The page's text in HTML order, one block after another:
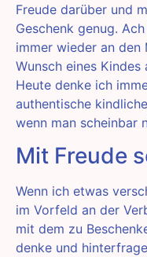
Freude darüber und
Geschenk genug.
immer wieder an
Wunsch eines
Heute denke ich
authentische
wenn man scheinbar
Mit Freude
Wenn ich etwas
im Vorfeld an der
mit dem zu
denke und